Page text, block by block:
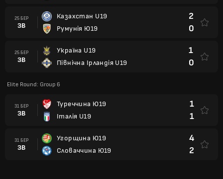
25 БЕР
ЗВ
Казахстан U19
Румунія Ю19
2
0
25 БЕР
ЗВ
Україна U19
Північна Ірландія U19
1
0
Elite Round: Group 6
31 БЕР
ЗВ
Туреччина Ю19
Італія U19
1
1
31 БЕР
ЗВ
Угорщина Ю19
Словаччина Ю19
4
2